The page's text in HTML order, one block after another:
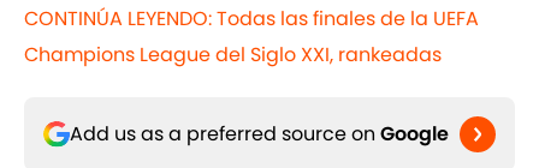
CONTINÚA LEYENDO: Todas las finales de la UEFA
Champions League del Siglo XXI, rankeadas
Add us as a preferred source on Google